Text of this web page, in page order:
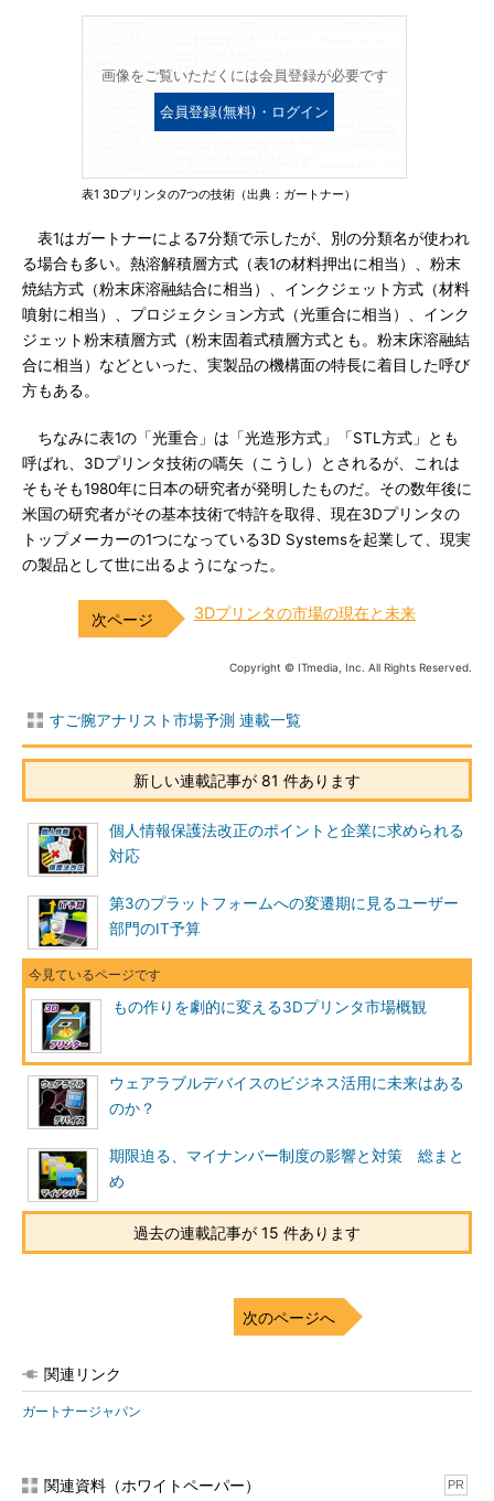
画像をご覧いただくには会員登録が必要です
会員登録(無料)・ログイン
表1 3Dプリンタの7つの技術（出典：ガートナー）
表1はガートナーによる7分類で示したが、別の分類名が使われ
る場合も多い。熱溶解積層方式（表1の材料押出に相当）、粉末
焼結方式（粉末床溶融結合に相当）、インクジェット方式（材料
噴射に相当）、プロジェクション方式（光重合に相当）、インク
ジェット粉末積層方式（粉末固着式積層方式とも。粉末床溶融結
合に相当）などといった、実製品の機構面の特長に着目した呼び
方もある。
ちなみに表1の「光重合」は「光造形方式」「STL方式」とも
呼ばれ、3Dプリンタ技術の嚆矢（こうし）とされるが、これは
そもそも1980年に日本の研究者が発明したものだ。その数年後に
米国の研究者がその基本技術で特許を取得、現在3Dプリンタの
トップメーカーの1つになっている3D Systemsを起業して、現実
の製品として世に出るようになった。
3Dプリンタの市場の現在と未来
Copyright © ITmedia, Inc. All Rights Reserved.
すご腕アナリスト市場予測 連載一覧
新しい連載記事が 81 件あります
個人情報保護法改正のポイントと企業に求められる
対応
第3のプラットフォームへの変遷期に見るユーザー
部門のIT予算
もの作りを劇的に変える3Dプリンタ市場概観
ウェアラブルデバイスのビジネス活用に未来はある
のか？
期限迫る、マイナンバー制度の影響と対策 総まと
め
過去の連載記事が 15 件あります
次のページへ
関連リンク
ガートナージャパン
関連資料（ホワイトペーパー） PR